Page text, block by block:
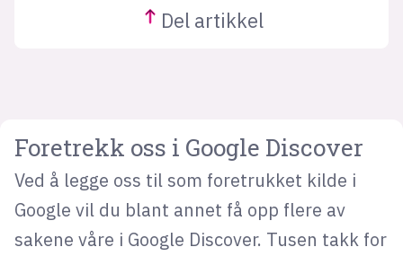
Del artikkel
Foretrekk oss i Google Discover
Ved å legge oss til som foretrukket kilde i
Google vil du blant annet få opp flere av
sakene våre i Google Discover. Tusen takk for